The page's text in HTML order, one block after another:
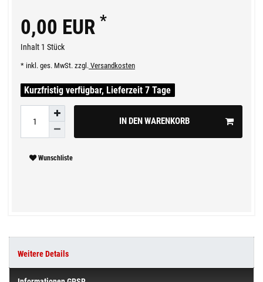
0,00 EUR *
Inhalt 1 Stück
* inkl. ges. MwSt. zzgl. Versandkosten
Kurzfristig verfügbar, Lieferzeit 7 Tage
IN DEN WARENKORB
Wunschliste
Weitere Details